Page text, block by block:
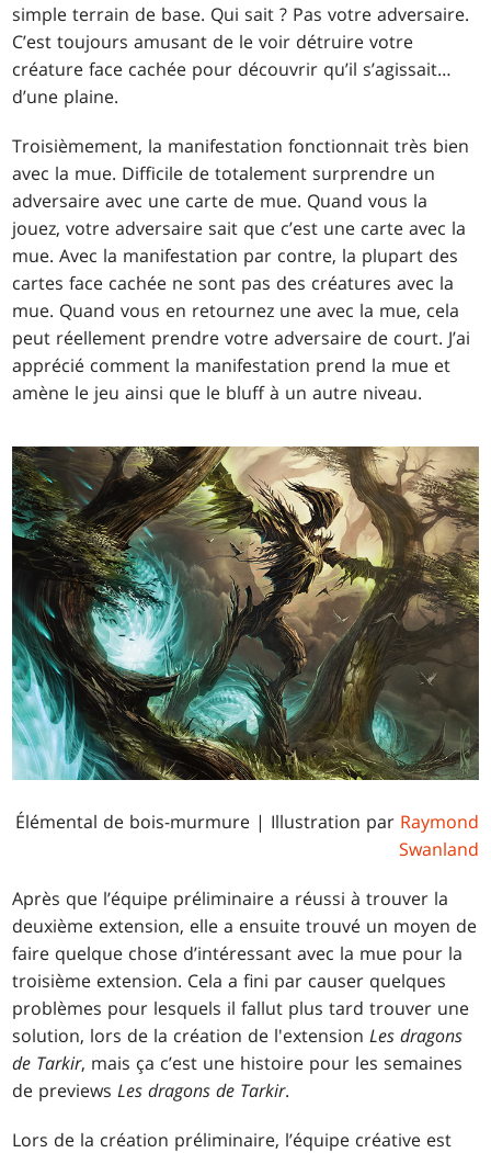
simple terrain de base. Qui sait ? Pas votre adversaire.
C’est toujours amusant de le voir détruire votre
créature face cachée pour découvrir qu’il s’agissait…
d’une plaine.
Troisièmement, la manifestation fonctionnait très bien
avec la mue. Difficile de totalement surprendre un
adversaire avec une carte de mue. Quand vous la
jouez, votre adversaire sait que c’est une carte avec la
mue. Avec la manifestation par contre, la plupart des
cartes face cachée ne sont pas des créatures avec la
mue. Quand vous en retournez une avec la mue, cela
peut réellement prendre votre adversaire de court. J’ai
apprécié comment la manifestation prend la mue et
amène le jeu ainsi que le bluff à un autre niveau.
Élémental de bois-murmure | Illustration par Raymond
Swanland
Après que l’équipe préliminaire a réussi à trouver la
deuxième extension, elle a ensuite trouvé un moyen de
faire quelque chose d’intéressant avec la mue pour la
troisième extension. Cela a fini par causer quelques
problèmes pour lesquels il fallut plus tard trouver une
solution, lors de la création de l'extensionLes dragons
de Tarkir, mais ça c’est une histoire pour les semaines
de previewsLes dragons de Tarkir.
Lors de la création préliminaire, l’équipe créative est